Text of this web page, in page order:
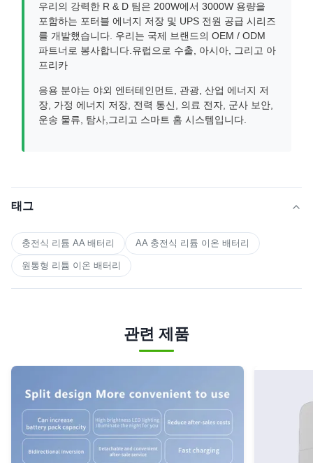
우리의 강력한 R & D 팀은 200W에서 3000W 용량을
포함하는 포터블 에너지 저장 및 UPS 전원 공급 시리즈
를 개발했습니다. 우리는 국제 브랜드의 OEM / ODM
파트너로 봉사합니다.유럽으로 수출, 아시아, 그리고 아
프리카
응용 분야는 야외 엔터테인먼트, 관광, 산업 에너지 저
장, 가정 에너지 저장, 전력 통신, 의료 전자, 군사 보안,
운송 물류, 탐사,그리고 스마트 홈 시스템입니다.
태그
충전식 리튬 AA 배터리 AA 충전식 리튬 이온 배터리
원통형 리튬 이온 배터리
관련 제품